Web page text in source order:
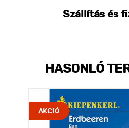
Szállítás és
HASONLÓ
AKCIÓ